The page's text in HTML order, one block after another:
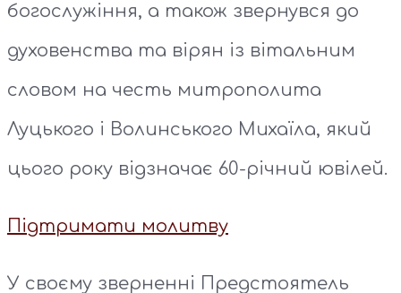
богослужіння, а також звернувся до
духовенства та вірян із вітальним
словом на честь митрополита
Луцького і Волинського Михаїла, який
цього року відзначає 60-річний ювілей.
Підтримати молитву
У своєму зверненні Предстоятель